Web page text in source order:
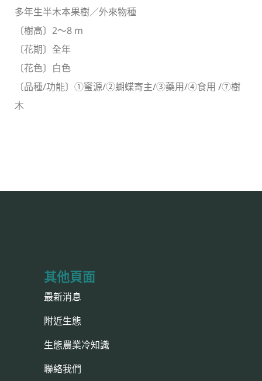
多年生半木本果樹／外來物種
〔樹高〕2～8 m
〔花期〕全年
〔花色〕白色
〔品種/功能〕①蜜源/②蝴蝶寄主/③藥用/④食用 /⑦樹
木
其他頁面
最新消息
附近生態
生態農業冷知識
聯絡我們